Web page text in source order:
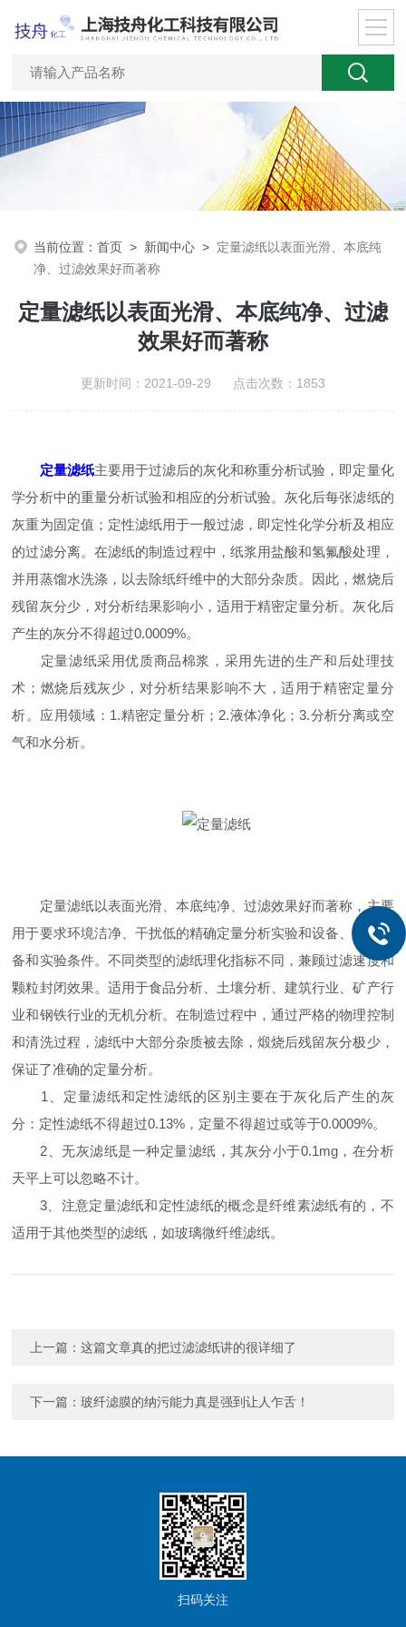
当前位置：首页 > 新闻中心 > 定量滤纸以表面光滑、本底纯
净、过滤效果好而著称
定量滤纸以表面光滑、本底纯净、过滤
效果好而著称
更新时间：2021-09-29 点击次数：1853
定量滤纸主要用于过滤后的灰化和称重分析试验，即定量化
学分析中的重量分析试验和相应的分析试验。灰化后每张滤纸的
灰重为固定值；定性滤纸用于一般过滤，即定性化学分析及相应
的过滤分离。在滤纸的制造过程中，纸浆用盐酸和氢氟酸处理，
并用蒸馏水洗涤，以去除纸纤维中的大部分杂质。因此，燃烧后
残留灰分少，对分析结果影响小，适用于精密定量分析。灰化后
产生的灰分不得超过0.0009%。
定量滤纸采用优质商品棉浆，采用先进的生产和后处理技
术；燃烧后残灰少，对分析结果影响不大，适用于精密定量分
析。应用领域：1.精密定量分析；2.液体净化；3.分析分离或空
气和水分析。
定量滤纸以表面光滑、本底纯净、过滤效果好而著称，主要
用于要求环境洁净、干扰低的精确定量分析实验和设备、电子设
备和实验条件。不同类型的滤纸理化指标不同，兼顾过滤速度和
颗粒封闭效果。适用于食品分析、土壤分析、建筑行业、矿产行
业和钢铁行业的无机分析。在制造过程中，通过严格的物理控制
和清洗过程，滤纸中大部分杂质被去除，煅烧后残留灰分极少，
保证了准确的定量分析。
1、定量滤纸和定性滤纸的区别主要在于灰化后产生的灰
分：定性滤纸不得超过0.13%，定量不得超过或等于0.0009%。
2、无灰滤纸是一种定量滤纸，其灰分小于0.1mg，在分析
天平上可以忽略不计。
3、注意定量滤纸和定性滤纸的概念是纤维素滤纸有的，不
适用于其他类型的滤纸，如玻璃微纤维滤纸。
上一篇：这篇文章真的把过滤滤纸讲的很详细了
下一篇：玻纤滤膜的纳污能力真是强到让人乍舌！
扫码关注